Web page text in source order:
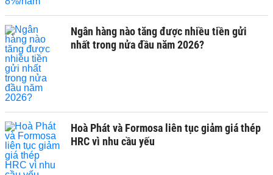
Ngân hàng nào tăng được nhiều tiền gửi
nhất trong nửa đầu năm 2026?
Hoà Phát và Formosa liên tục giảm giá thép
HRC vì nhu cầu yếu